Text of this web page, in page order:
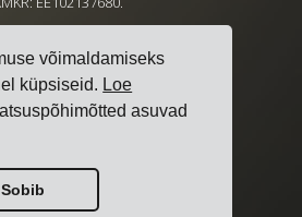
võimaldamiseks
küpsiseid. Loe
asuvad
Sobib
Privaatsuseeskirjad